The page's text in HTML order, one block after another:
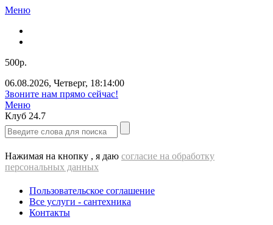
Меню
500р.
06.08.2026, Четверг, 18:14:00
Звоните нам прямо сейчас!
Меню
Клуб 24.7
Нажимая на кнопку , я даю согласие на обработку
персональных данных
Пользовательское соглашение
Все услуги - cантехника
Контакты